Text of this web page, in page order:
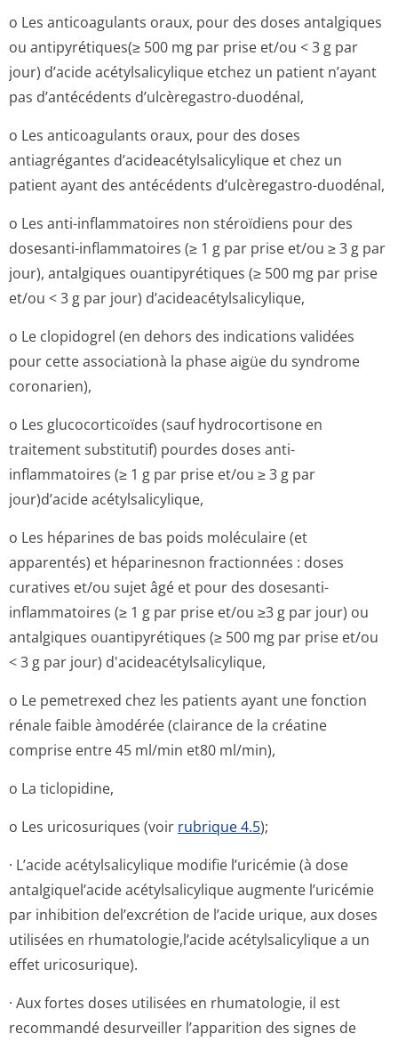
o Les anticoagulants oraux, pour des doses antalgiques
ou antipyrétiques(≥ 500 mg par prise et/ou < 3 g par
jour) d’acide acétylsalicylique etchez un patient n’ayant
pas d’antécédents d’ulcèregastro-duodénal,
o Les anticoagulants oraux, pour des doses
antiagrégantes d’acideacétyl­salicylique et chez un
patient ayant des antécédents d’ulcèregastro-duodénal,
o Les anti-inflammatoires non stéroïdiens pour des
dosesanti-inflammatoires (≥ 1 g par prise et/ou ≥ 3 g par
jour), antalgiques ouantipyrétiques (≥ 500 mg par prise
et/ou < 3 g par jour) d’acideacétyl­salicylique,
o Le clopidogrel (en dehors des indications validées
pour cette associationà la phase aigüe du syndrome
coronarien),
o Les glucocorticoïdes (sauf hydrocortisone en
traitement substitutif) pourdes doses anti-
inflammatoires (≥ 1 g par prise et/ou ≥ 3 g par
jour)d’acide acétylsalicylique,
o Les héparines de bas poids moléculaire (et
apparentés) et héparinesnon fractionnées : doses
curatives et/ou sujet âgé et pour des dosesanti-
inflammatoires (≥ 1 g par prise et/ou ≥3 g par jour) ou
antalgiques ouantipyrétiques (≥ 500 mg par prise et/ou
< 3 g par jour) d'acideacétyl­salicylique,
o Le pemetrexed chez les patients ayant une fonction
rénale faible àmodérée (clairance de la créatine
comprise entre 45 ml/min et80 ml/min),
o La ticlopidine,
o Les uricosuriques (voir rubrique 4.5);
· L’acide acétylsalicylique modifie l’uricémie (à dose
antalgiquel’acide acétylsalicylique augmente l’uricémie
par inhibition del’excrétion de l’acide urique, aux doses
utilisées en rhumatologie,l’a­cide acétylsalicylique a un
effet uricosurique).
· Aux fortes doses utilisées en rhumatologie, il est
recommandé desurveiller l’apparition des signes de